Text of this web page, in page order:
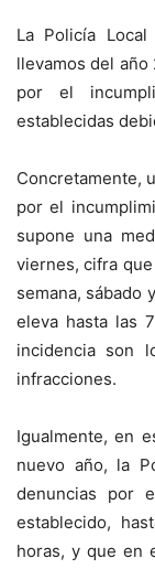
La Policía
llevamos del año
por el
establecidas
Concretamente,
por el
supone una
viernes, cifra
semana, sábado
eleva hasta las
incidencia son
infracciones.
Igualmente, en
nuevo año, la
denuncias por
establecido,
horas, y que en